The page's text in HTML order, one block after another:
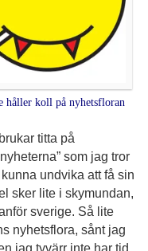
håller koll på nyhetsfloran
titta på
som jag tror
undvika att få sin
sker lite i skymundan,
sverige. Så lite
nyhetsflora, sånt jag